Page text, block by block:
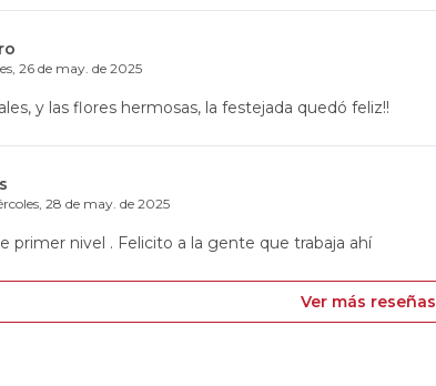
26 de may. de 2025
y las flores hermosas, la festejada quedó feliz!!
28 de may. de 2025
primer nivel . Felicito a la gente que trabaja ahí
Ver más reseñas